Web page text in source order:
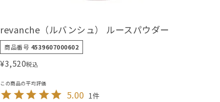
revanche（ルバンシュ） ルースパウダー
商品番号 4539607000602
¥3,520税込
5.00 1